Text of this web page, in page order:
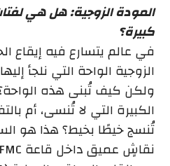
المودة الزوجية: هل هي
كبيرة؟
في عالم يتسارع فيه إيقاع
الزوجية الواحة التي نلجأ
ولكن كيف تُبنى هذه
الكبيرة التي لا تُنسى، أم
تُنسج خيطًا بخيط؟ هذا هو